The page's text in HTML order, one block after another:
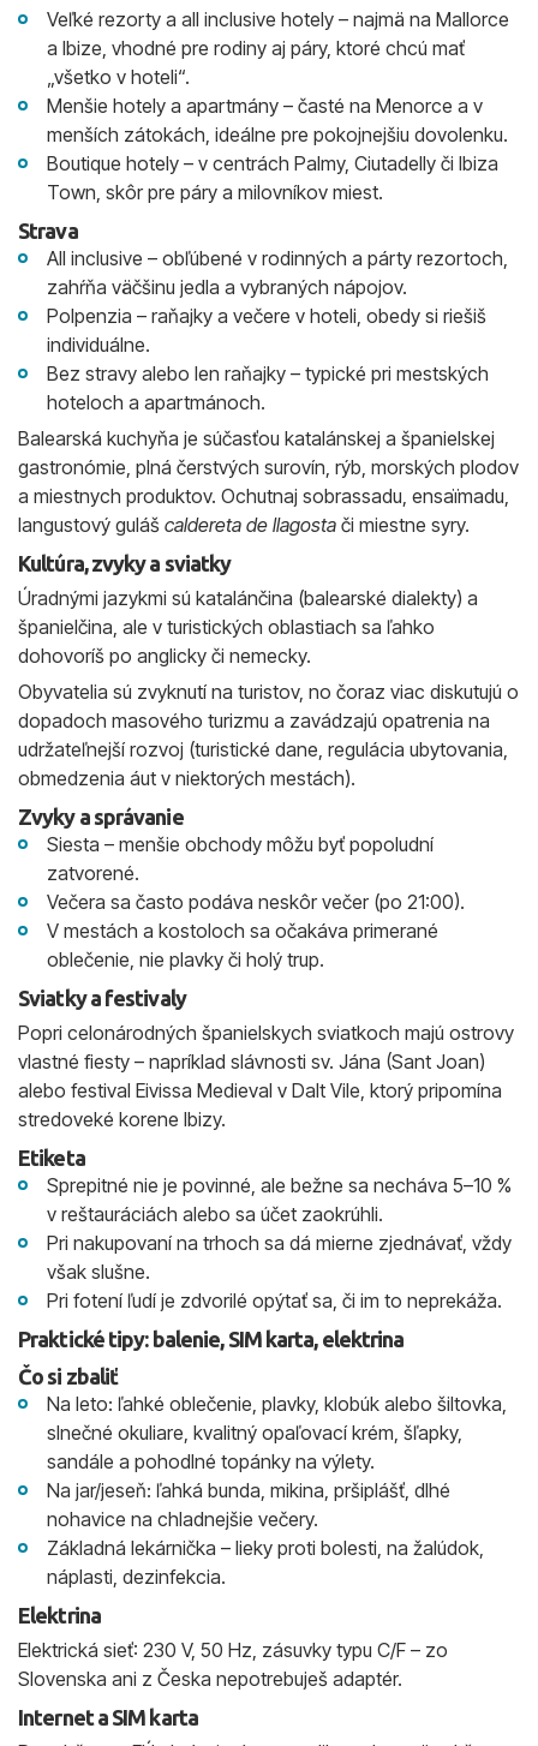
Veľké rezorty a all inclusive hotely – najmä na Mallorce
a Ibize, vhodné pre rodiny aj páry, ktoré chcú mať
„všetko v hoteli“.
Menšie hotely a apartmány – časté na Menorce a v
menších zátokách, ideálne pre pokojnejšiu dovolenku.
Boutique hotely – v centrách Palmy, Ciutadelly či Ibiza
Town, skôr pre páry a milovníkov miest.
Strava
All inclusive – obľúbené v rodinných a párty rezortoch,
zahŕňa väčšinu jedla a vybraných nápojov.
Polpenzia – raňajky a večere v hoteli, obedy si riešiš
individuálne.
Bez stravy alebo len raňajky – typické pri mestských
hoteloch a apartmánoch.
Balearská kuchyňa je súčasťou katalánskej a španielskej
gastronómie, plná čerstvých surovín, rýb, morských plodov
a miestnych produktov. Ochutnaj sobrassadu, ensaïmadu,
langustový guláš caldereta de llagosta či miestne syry.
Kultúra, zvyky a sviatky
Úradnými jazykmi sú katalánčina (balearské dialekty) a
španielčina, ale v turistických oblastiach sa ľahko
dohovoríš po anglicky či nemecky.
Obyvatelia sú zvyknutí na turistov, no čoraz viac diskutujú o
dopadoch masového turizmu a zavádzajú opatrenia na
udržateľnejší rozvoj (turistické dane, regulácia ubytovania,
obmedzenia áut v niektorých mestách).
Zvyky a správanie
Siesta – menšie obchody môžu byť popoludní
zatvorené.
Večera sa často podáva neskôr večer (po 21:00).
V mestách a kostoloch sa očakáva primerané
oblečenie, nie plavky či holý trup.
Sviatky a festivaly
Popri celonárodných španielskych sviatkoch majú ostrovy
vlastné fiesty – napríklad slávnosti sv. Jána (Sant Joan)
alebo festival Eivissa Medieval v Dalt Vile, ktorý pripomína
stredoveké korene Ibizy.
Etiketa
Sprepitné nie je povinné, ale bežne sa necháva 5–10 %
v reštauráciách alebo sa účet zaokrúhli.
Pri nakupovaní na trhoch sa dá mierne zjednávať, vždy
však slušne.
Pri fotení ľudí je zdvorilé opýtať sa, či im to neprekáža.
Praktické tipy: balenie, SIM karta, elektrina
Čo si zbaliť
Na leto: ľahké oblečenie, plavky, klobúk alebo šiltovka,
slnečné okuliare, kvalitný opaľovací krém, šľapky,
sandále a pohodlné topánky na výlety.
Na jar/jeseň: ľahká bunda, mikina, pršiplášť, dlhé
nohavice na chladnejšie večery.
Základná lekárnička – lieky proti bolesti, na žalúdok,
náplasti, dezinfekcia.
Elektrina
Elektrická sieť: 230 V, 50 Hz, zásuvky typu C/F – zo
Slovenska ani z Česka nepotrebuješ adaptér.
Internet a SIM karta